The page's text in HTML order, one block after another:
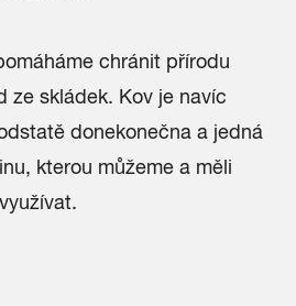
chránit přírodu
ze skládek. Kov je navíc
donekonečna a jedná
kterou můžeme a měli